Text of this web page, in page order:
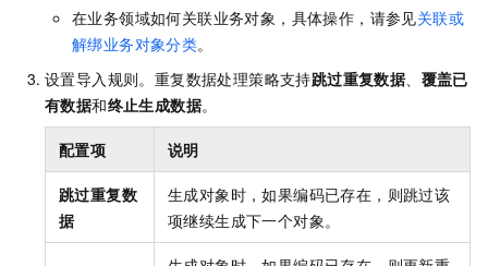
在业务领域如何关联业务对象，具体操作，请参见关联或
解绑业务对象分类。
设置导入规则。重复数据处理策略支持跳过重复数据、 覆盖已
有数据和终止生成数据。
配置项 说明
跳过重复数
据
生成对象时，如果编码已存在，则跳过该
项继续生成下一个对象。